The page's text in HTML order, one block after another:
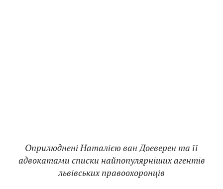
Оприлюднені Наталією ван Доеверен та її
адвокатами списки найпопулярніших агентів
львівських правоохоронців